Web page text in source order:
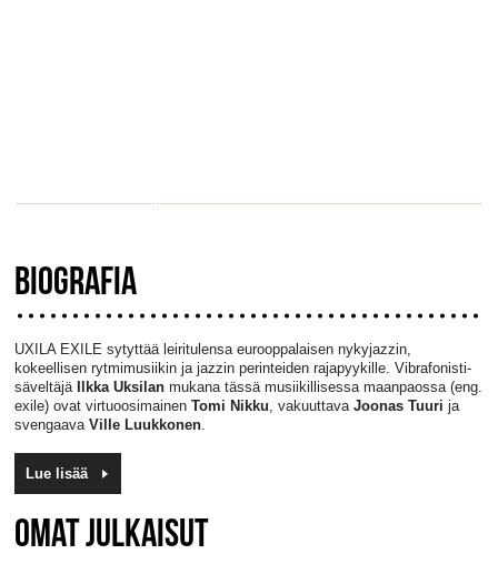
BIOGRAFIA
UXILA EXILE sytyttää leiritulensa eurooppalaisen nykyjazzin,
kokeellisen rytmimusiikin ja jazzin perinteiden rajapyykille. Vibrafonisti-
säveltäjä
Ilkka Uksilanmukana tässä musiikillisessa maanpaossa (eng.
exile) ovat virtuoosimainen Tomi Nikku, vakuuttava Joonas Tuuri ja
svengaava Ville Luukkonen.
Lue lisää
OMAT JULKAISUT